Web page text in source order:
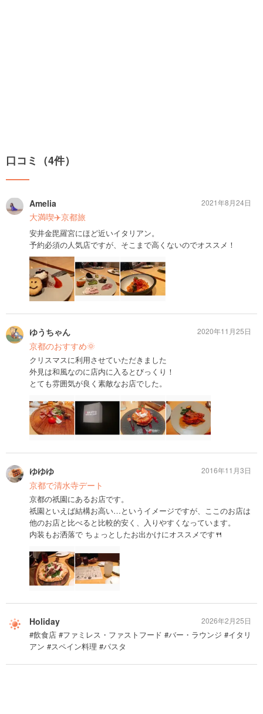
口コミ（4件）
Amelia
大満喫✈️京都旅
安井金毘羅宮にほど近いイタリアン。
予約必須の人気店ですが、そこまで高くないのでオススメ！
2021年8月24日
ゆうちゃん
京都のおすすめ🌞
クリスマスに利用させていただきました
外見は和風なのに店内に入るとびっくり！
とても雰囲気が良く素敵なお店でした。
2020年11月25日
ゆゆゆ
京都で清水寺デート
京都の祇園にあるお店です。
祇園といえば結構お高い…というイメージですが、ここのお店は
他のお店と比べると比較的安く、入りやすくなっています。
内装もお洒落で ちょっとしたお出かけにオススメです🍴
2016年11月3日
Holiday
#飲食店 #ファミレス・ファストフード #バー・ラウンジ #イタリ
アン #スペイン料理 #パスタ
2026年2月25日